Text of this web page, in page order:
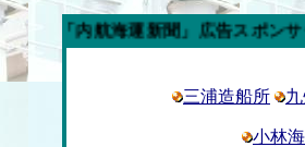
航海運新聞」広告スポンサー企業
三浦造船所
小林